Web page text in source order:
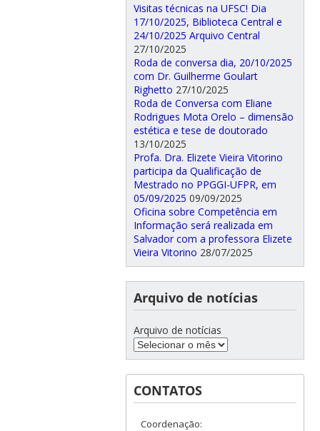
Visitas técnicas na UFSC! Dia
17/10/2025, Biblioteca Central e
24/10/2025 Arquivo Central
27/10/2025
Roda de conversa dia, 20/10/2025
com Dr. Guilherme Goulart
Righetto 27/10/2025
Roda de Conversa com Eliane
Rodrigues Mota Orelo – dimensão
estética e tese de doutorado
13/10/2025
Profa. Dra. Elizete Vieira Vitorino
participa da Qualificação de
Mestrado no PPGGI-UFPR, em
05/09/2025 09/09/2025
Oficina sobre Competência em
Informação será realizada em
Salvador com a professora Elizete
Vieira Vitorino 28/07/2025
Arquivo de notícias
Arquivo de notícias
CONTATOS
Coordenação: